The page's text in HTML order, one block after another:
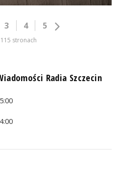
3 4 5
stronach
Radia Szczecin